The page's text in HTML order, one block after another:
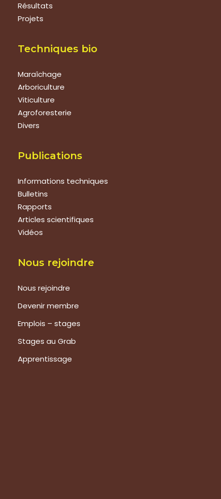
Résultats
Projets
Techniques bio
Maraîchage
Arboriculture
Viticulture
Agroforesterie
Divers
Publications
Informations techniques
Bulletins
Rapports
Articles scientifiques
Vidéos
Nous rejoindre
Nous rejoindre
Devenir membre
Emplois – stages
Stages au Grab
Apprentissage